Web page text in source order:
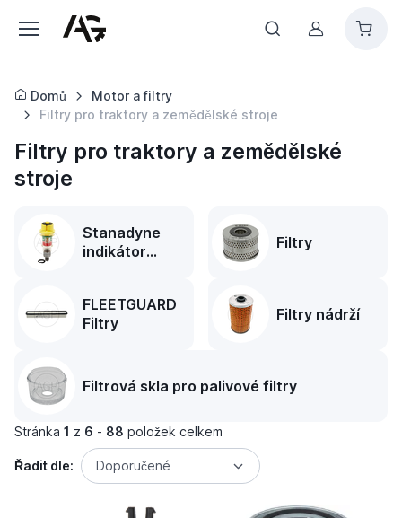
Můj účet
Domů
Motor a filtry
Filtry pro traktory a zemědělské stroje
Filtry pro traktory a zemědělské
stroje
Stanadyne
indikátor
Filtry
FLEETGUARD
Filtry
Filtry nádrží
Filtrová skla pro palivové filtry
Stránka 1 z 6 - 88 položek celkem
Řadit dle: Doporučené